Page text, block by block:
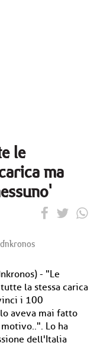
le
ma
- "Le
la stessa carica
i 100
aveva mai fatto
Lo ha
dell'Italia